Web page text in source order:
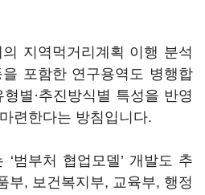
지역먹거리계획 이행 분석
포함한 연구용역도 병행합
별·추진방식별 특성을 반영
련한다는 방침입니다.
범부처 협업모델’ 개발도 추
부, 보건복지부, 교육부, 행정